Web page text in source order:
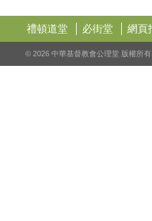
禮頓道堂 必街堂 網頁
© 2026 中華基督教會公理堂 版權所